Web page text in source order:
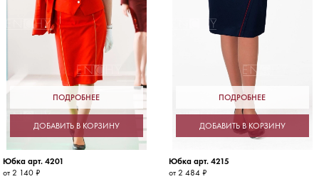
ПОДРОБНЕЕ
ДОБАВИТЬ В КОРЗИНУ
Юбка арт. 4201
от 2 140 ₽
ПОДРОБНЕЕ
ДОБАВИТЬ В КОРЗИНУ
Юбка арт. 4215
от 2 484 ₽